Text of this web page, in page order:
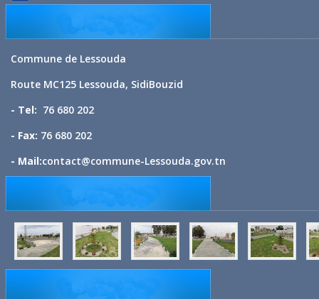
Commune de Lessouda
Route MC125 Lessouda, SidiBouzid
- Tel: 76 680 202
- Fax: 76 680 202
- Mail:contact@commune-Lessouda.gov.tn